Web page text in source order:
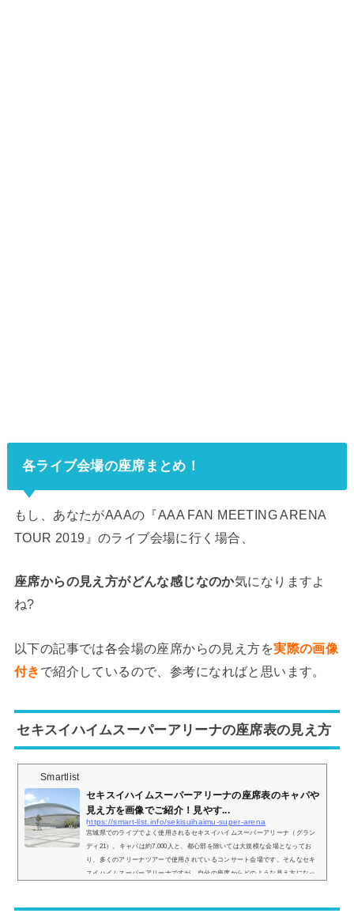
各ライブ会場の座席まとめ！
もし、あなたがAAAの『AAA FAN MEETING ARENA
TOUR 2019』のライブ会場に行く場合、
座席からの見え方がどんな感じなのか気になりますよ
ね?
以下の記事では各会場の座席からの見え方を実際の画像
付き で紹介しているので、参考になればと思います。
セキスイハイムスーパーアリーナの座席表の見え方
Smartlist
セキスイハイムスーパーアリーナの座席表のキャパや
見え方を画像でご紹介！見やす...
https://smart-list.info/sekisuihaimu-super-arena
宮城県でのライブでよく使用されるセキスイハイムスーパーアリーナ（グラン
ディ21）。キャパは約7,000人と、都心部を除いては大規模な会場となってお
り、多くのアリーナツアーで使用されているコンサート会場です。そんなセキ
スイハイムスーパーアリーナですが、自分の座席からどのような見え方になっ